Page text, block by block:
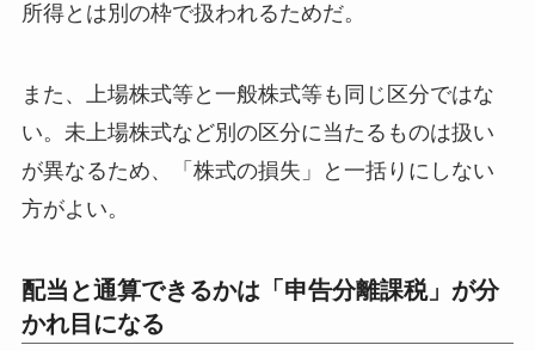
所得とは別の枠で扱われるためだ。
また、上場株式等と一般株式等も同じ区分ではな
い。未上場株式など別の区分に当たるものは扱い
が異なるため、「株式の損失」と一括りにしない
方がよい。
配当と通算できるかは「申告分離課税」が分
かれ目になる